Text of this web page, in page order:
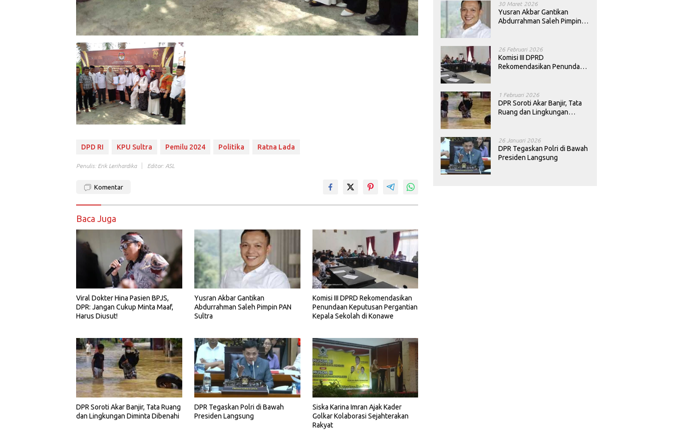
DPD RI KPU Sultra Pemilu 2024 Politika Ratna Lada
Penulis: Erik Lerihardika Editor: ASL
Komentar
Baca Juga
Viral Dokter Hina Pasien BPJS,
DPR: Jangan Cukup Minta Maaf,
Harus Diusut!
Yusran Akbar Gantikan
Abdurrahman Saleh Pimpin PAN
Sultra
Komisi III DPRD Rekomendasikan
Penundaan Keputusan Pergantian
Kepala Sekolah di Konawe
DPR Soroti Akar Banjir, Tata Ruang
dan Lingkungan Diminta Dibenahi
DPR Tegaskan Polri di Bawah
Presiden Langsung
Siska Karina Imran Ajak Kader
Golkar Kolaborasi Sejahterakan
Rakyat
30 Maret 2026
Yusran Akbar Gantikan
Abdurrahman Saleh Pimpin
26 Februari 2026
Komisi III DPRD
Rekomendasikan Penundaan
1 Februari 2026
DPR Soroti Akar Banjir, Tata
Ruang dan Lingkungan
26 Januari 2026
DPR Tegaskan Polri di Bawah
Presiden Langsung